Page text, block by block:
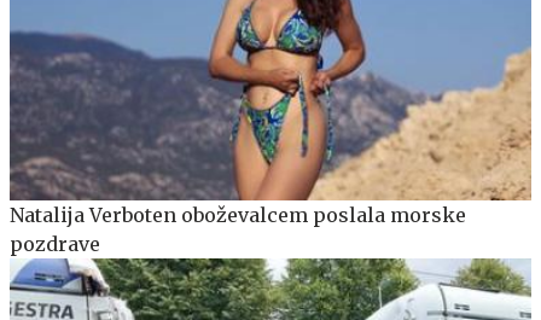
Natalija Verboten oboževalcem poslala morske
pozdrave